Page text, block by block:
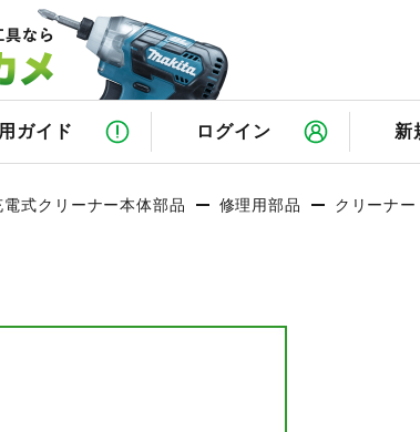
ガイド ログイン 新
電式クリーナー本体部品 修理用部品 クリーナ